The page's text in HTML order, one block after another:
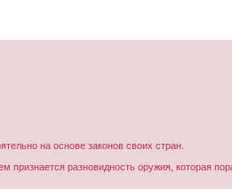
на основе законов своих стран.
разновидность оружия, которая